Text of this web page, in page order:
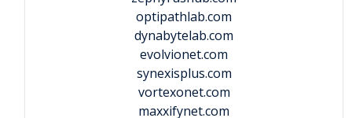
optipathlab.com
dynabytelab.com
evolvionet.com
synexisplus.com
vortexonet.com
maxxifynet.com